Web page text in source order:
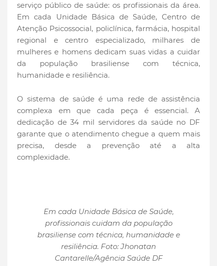
serviço público de saúde: os profissionais da área.
Em cada Unidade Básica de Saúde, Centro de
Atenção Psicossocial, policlínica, farmácia, hospital
regional e centro especializado, milhares de
mulheres e homens dedicam suas vidas a cuidar
da população brasiliense com técnica,
humanidade e resiliência.
O sistema de saúde é uma rede de assistência
complexa em que cada peça é essencial. A
dedicação de 34 mil servidores da saúde no DF
garante que o atendimento chegue a quem mais
precisa, desde a prevenção até a alta
complexidade.
Em cada Unidade Básica de Saúde,
profissionais cuidam da população
brasiliense com técnica, humanidade e
resiliência. Foto: Jhonatan
Cantarelle/Agência Saúde DF